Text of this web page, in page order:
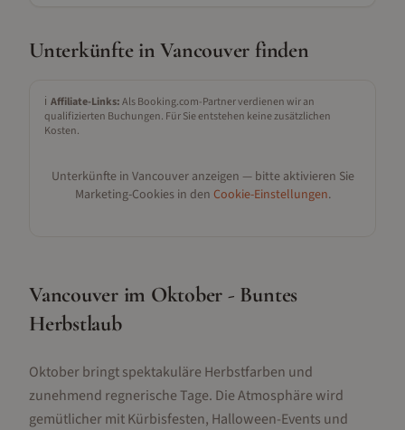
Unterkünfte inVancouver finden
ℹ️ Affiliate-Links:Als Booking.com-Partner verdienen wir an
qualifizierten Buchungen. Für Sie entstehen keine zusätzlichen
Kosten.
Unterkünfte in Vancouveranzeigen — bitte aktivieren Sie
Marketing-Cookies in den Cookie-Einstellungen.
Vancouver im Oktober - Buntes
Herbstlaub
Oktober bringt spektakuläre Herbstfarben und
zunehmend regnerische Tage. Die Atmosphäre wird
gemütlicher mit Kürbisfesten, Halloween-Events und